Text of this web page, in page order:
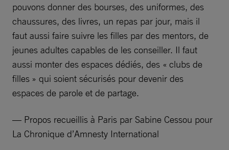
pouvons donner des bourses, des uniformes, des
chaussures, des livres, un repas par jour, mais il
faut aussi faire suivre les filles par des mentors, de
jeunes adultes capables de les conseiller. Il faut
aussi monter des espaces dédiés, des « clubs de
filles » qui soient sécurisés pour devenir des
espaces de parole et de partage.
— Propos recueillis à Paris par Sabine Cessou pour
La Chronique d’Amnesty International